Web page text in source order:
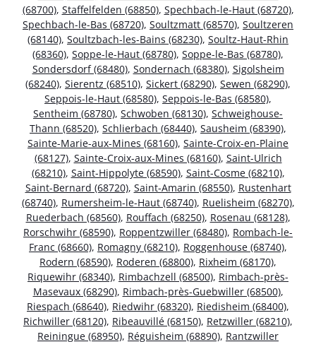
(68700), Staffelfelden (68850), Spechbach-le-Haut (68720),
Spechbach-le-Bas (68720), Soultzmatt (68570), Soultzeren
(68140), Soultzbach-les-Bains (68230), Soultz-Haut-Rhin
(68360), Soppe-le-Haut (68780), Soppe-le-Bas (68780),
Sondersdorf (68480), Sondernach (68380), Sigolsheim
(68240), Sierentz (68510), Sickert (68290), Sewen (68290),
Seppois-le-Haut (68580), Seppois-le-Bas (68580),
Sentheim (68780), Schwoben (68130), Schweighouse-
Thann (68520), Schlierbach (68440), Sausheim (68390),
Sainte-Marie-aux-Mines (68160), Sainte-Croix-en-Plaine
(68127), Sainte-Croix-aux-Mines (68160), Saint-Ulrich
(68210), Saint-Hippolyte (68590), Saint-Cosme (68210),
Saint-Bernard (68720), Saint-Amarin (68550), Rustenhart
(68740), Rumersheim-le-Haut (68740), Ruelisheim (68270),
Ruederbach (68560), Rouffach (68250), Rosenau (68128),
Rorschwihr (68590), Roppentzwiller (68480), Rombach-le-
Franc (68660), Romagny (68210), Roggenhouse (68740),
Rodern (68590), Roderen (68800), Rixheim (68170),
Riquewihr (68340), Rimbachzell (68500), Rimbach-près-
Masevaux (68290), Rimbach-près-Guebwiller (68500),
Riespach (68640), Riedwihr (68320), Riedisheim (68400),
Richwiller (68120), Ribeauvillé (68150), Retzwiller (68210),
Reiningue (68950), Réguisheim (68890), Rantzwiller